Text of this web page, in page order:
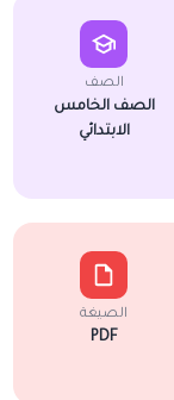
الصف
الصف الخامس
الابتدائي
الصيغة
PDF